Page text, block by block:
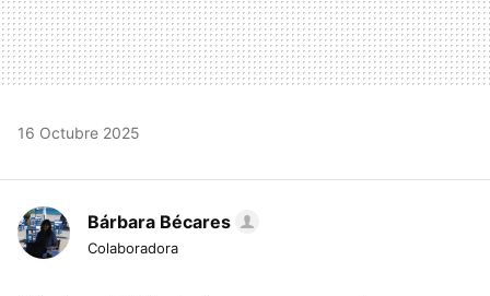
16 Octubre 2025
Bárbara Bécares
Colaboradora